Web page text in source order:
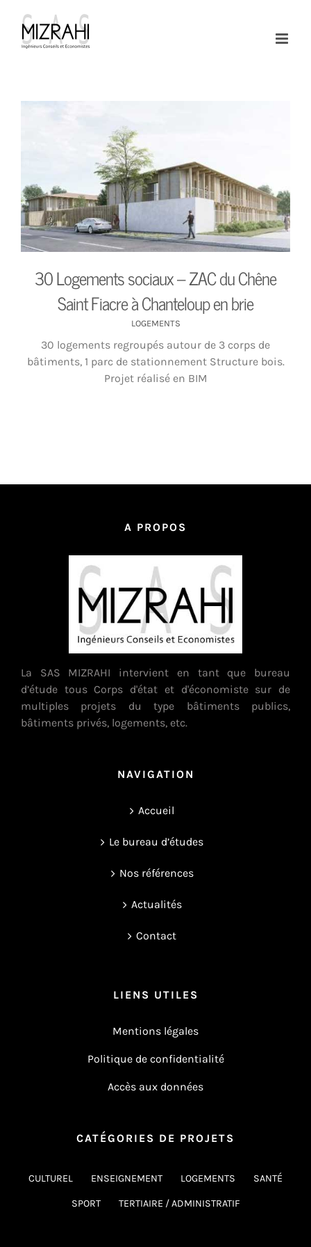
contenu
30 Logements sociaux – ZAC du Chêne
Saint Fiacre à Chanteloup en brie
LOGEMENTS
30 logements regroupés autour de 3 corps de
bâtiments, 1 parc de stationnement Structure bois.
Projet réalisé en BIM
A PROPOS
La SAS MIZRAHI intervient en tant que bureau
d’étude tous Corps d'état et d'économiste sur de
multiples projets du type bâtiments publics,
bâtiments privés, logements, etc.
NAVIGATION
Accueil
Le bureau d’études
Nos références
Actualités
Contact
LIENS UTILES
Mentions légales
Politique de confidentialité
Accès aux données
CATÉGORIES DE PROJETS
CULTUREL ENSEIGNEMENT LOGEMENTS SANTÉ
SPORT TERTIAIRE / ADMINISTRATIF